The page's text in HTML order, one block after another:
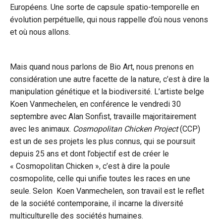
Européens. Une sorte de capsule spatio-temporelle en
évolution perpétuelle, qui nous rappelle d’où nous venons
et où nous allons.
Mais quand nous parlons de Bio Art, nous prenons en
considération une autre facette de la nature, c’est à dire la
manipulation génétique et la biodiversité. L’artiste belge
Koen Vanmechelen, en conférence le vendredi 30
septembre avec Alan Sonfist, travaille majoritairement
avec les animaux. Cosmopolitan Chicken Project(CCP)
est un de ses projets les plus connus, qui se poursuit
depuis 25 ans et dont l’objectif est de créer le
« Cosmopolitan Chicken », c’est à dire la poule
cosmopolite, celle qui unifie toutes les races en une
seule. Selon Koen Vanmechelen, son travail est le reflet
de la société contemporaine, il incarne la diversité
multiculturelle des sociétés humaines.